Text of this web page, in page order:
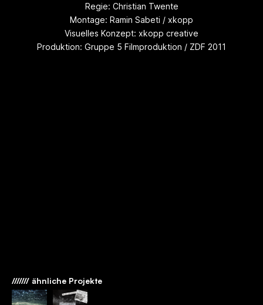
Regie: Christian Twente
Montage: Ramin Sabeti / xkopp
Visuelles Konzept: xkopp creative
Produktion: Gruppe 5 Filmproduktion / ZDF 2011
/////// ähnliche Projekte